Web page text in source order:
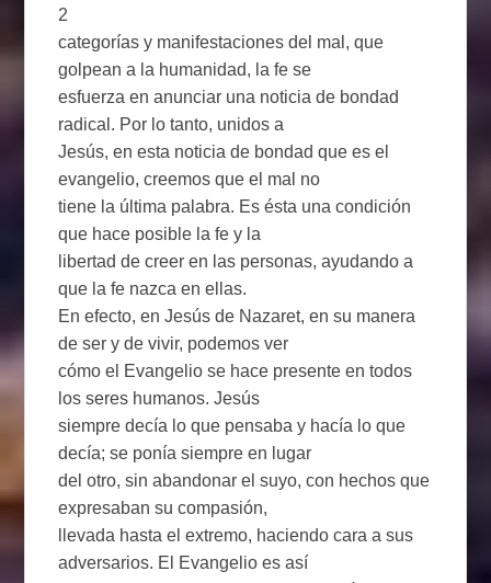
2
categorías y manifestaciones del mal, que
golpean a la humanidad, la fe se
esfuerza en anunciar una noticia de bondad
radical. Por lo tanto, unidos a
Jesús, en esta noticia de bondad que es el
evangelio, creemos que el mal no
tiene la última palabra. Es ésta una condición
que hace posible la fe y la
libertad de creer en las personas, ayudando a
que la fe nazca en ellas.
En efecto, en Jesús de Nazaret, en su manera
de ser y de vivir, podemos ver
cómo el Evangelio se hace presente en todos
los seres humanos. Jesús
siempre decía lo que pensaba y hacía lo que
decía; se ponía siempre en lugar
del otro, sin abandonar el suyo, con hechos que
expresaban su compasión,
llevada hasta el extremo, haciendo cara a sus
adversarios. El Evangelio es así